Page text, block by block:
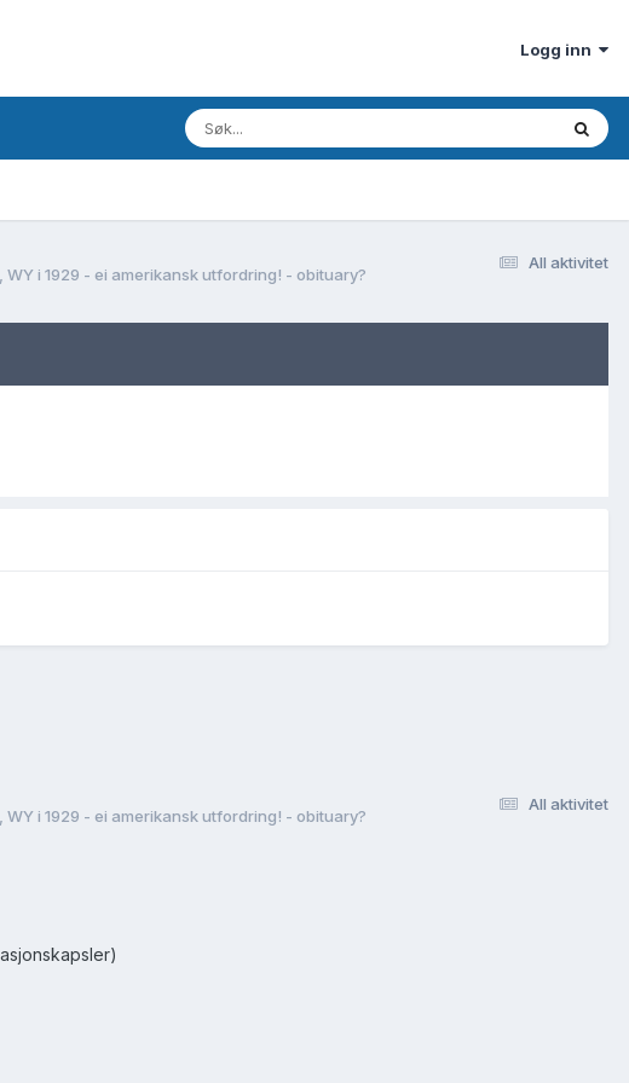
Logg inn
All aktivitet
i 1929 - ei amerikansk utfordring! - obituary?
All aktivitet
i 1929 - ei amerikansk utfordring! - obituary?